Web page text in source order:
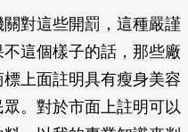
對這些開罰，這種嚴謹
這個樣子的話，那些廠
上面註明具有瘦身美容
。對於市面上註明可以